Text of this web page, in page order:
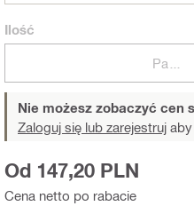
Ilość
Nie możesz zobaczyć cen
Zaloguj się lub zarejestruj
Cena netto po rabacie
Od 147,20 PLN